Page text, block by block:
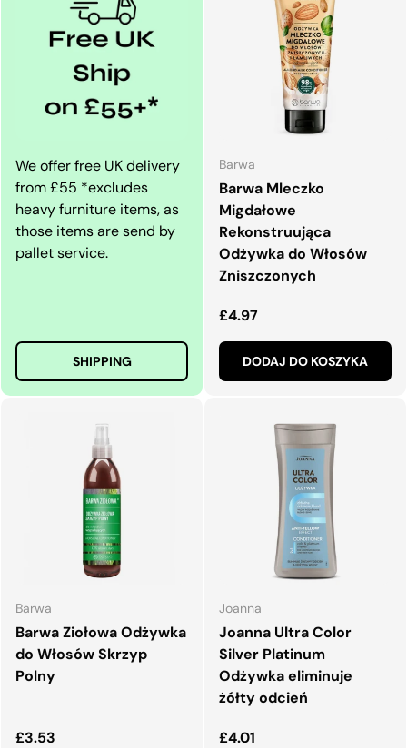
We offer free UK delivery
from £55 *excludes
heavy furniture items, as
those items are send by
pallet service.
SHIPPING
Barwa
Barwa Mleczko
Migdałowe
Rekonstruująca
Odżywka do Włosów
Zniszczonych
Normalna cena
£4.97
DODAJ DO KOSZYKA
Barwa
Barwa Ziołowa Odżywka
do Włosów Skrzyp
Polny
Normalna cena
£3.53
Joanna
Joanna Ultra Color
Silver Platinum
Odżywka eliminuje
żółty odcień
Normalna cena
£4.01